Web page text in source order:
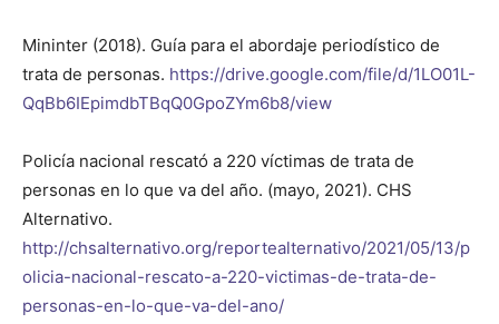
Mininter (2018). Guía para el abordaje periodístico de
trata de personas. https://drive.google.com/file/d/1LO01L-
QqBb6IEpimdbTBqQ0GpoZYm6b8/view
Policía nacional rescató a 220 víctimas de trata de
personas en lo que va del año. (mayo, 2021). CHS
Alternativo.
http://chsalternativo.org/reportealternativo/2021/05/13/p
olicia-nacional-rescato-a-220-victimas-de-trata-de-
personas-en-lo-que-va-del-ano/